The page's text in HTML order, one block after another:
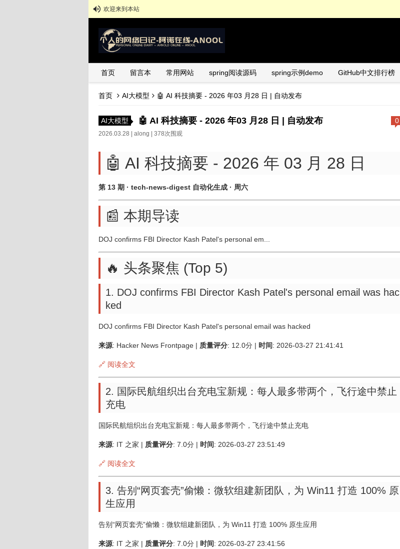
欢迎来到本站
首页 留言本 常用网站 spring阅读源码 spring示例demo GitHub中文排行榜
首页 AI大模型 🤖 AI 科技摘要 - 2026 年03 月28 日 | 自动发布
AI大模型 0
🤖 AI 科技摘要 - 2026 年03 月28 日 | 自动发布
2026.03.28 | along | 378次围观
🤖 AI 科技摘要 - 2026 年 03 月 28 日
第 13 期 · tech-news-digest 自动化生成 · 周六
📰 本期导读
DOJ confirms FBI Director Kash Patel's personal em...
🔥 头条聚焦 (Top 5)
1. DOJ confirms FBI Director Kash Patel's personal email was hac
ked
DOJ confirms FBI Director Kash Patel's personal email was hacked
来源: Hacker News Frontpage | 质量评分: 12.0分 | 时间: 2026-03-27 21:41:41
🔗 阅读全文
2. 国际民航组织出台充电宝新规：每人最多带两个，飞行途中禁止
充电
国际民航组织出台充电宝新规：每人最多带两个，飞行途中禁止充电
来源: IT 之家 | 质量评分: 7.0分 | 时间: 2026-03-27 23:51:49
🔗 阅读全文
3. 告别“网页套壳”偷懒：微软组建新团队，为 Win11 打造 100% 原
生应用
告别“网页套壳”偷懒：微软组建新团队，为 Win11 打造 100% 原生应用
来源: IT 之家 | 质量评分: 7.0分 | 时间: 2026-03-27 23:41:56